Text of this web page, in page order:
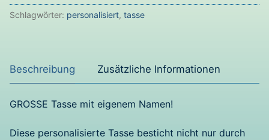
Schlagwörter: personalisiert, tasse
Beschreibung Zusätzliche Informationen
GROSSE Tasse mit eigenem Namen!
Diese personalisierte Tasse besticht nicht nur durch